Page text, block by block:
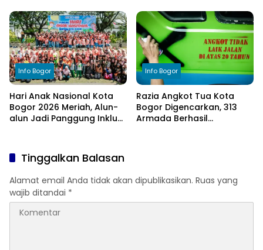
Terdampak Kekeringan
kepada Bupati Bogor
Info Bogor
Hari Anak Nasional Kota
Bogor 2026 Meriah, Alun-
alun Jadi Panggung Inklusi
Info Bogor
Razia Angkot Tua Kota
Bogor Digencarkan, 313
Armada Berhasil
Tinggalkan Balasan
Alamat email Anda tidak akan dipublikasikan. Ruas yang
wajib ditandai *